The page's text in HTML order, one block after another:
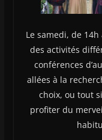
Le samedi, de
des activités
conférences
allées à la
choix, ou tout
profiter du